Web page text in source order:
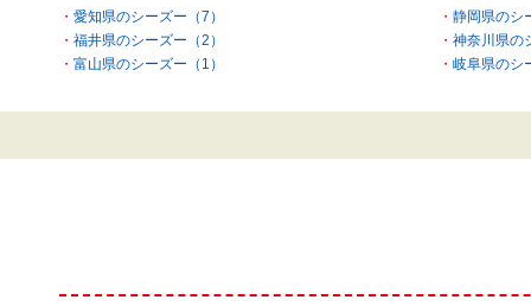
愛知県のシーズー（7）
静岡県のシ
福井県のシーズー（2）
神奈川県の
富山県のシーズー（1）
岐阜県のシ